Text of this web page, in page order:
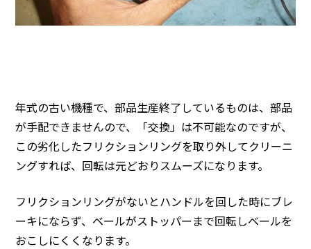
年式の古い機種で、部品生産終了しているものは、部品
が手配できませんので、「交換」は不可能なのですが、
この劣化したフリクションリングを取り外してクリーニ
ングすれば、回転は元どおりスムーズになります。
フリクションリングがないとハンドルを回した時にブレ
ーキにならず、ベールがストッパーまで回転しベールを
おこしにくくなります。